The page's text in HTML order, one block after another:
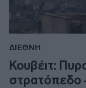
ΔΙΕΘΝΗ
Κουβέιτ:
στρατόπεδο